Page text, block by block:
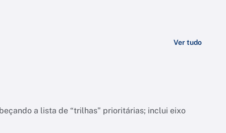
Ver tudo
a lista de “trilhas" prioritárias; inclui eixo